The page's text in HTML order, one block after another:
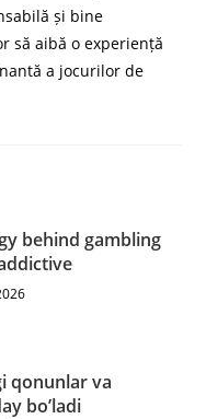
și bine
să aibă o experiență
a jocurilor de
behind gambling
qonunlar va
bo’ladi